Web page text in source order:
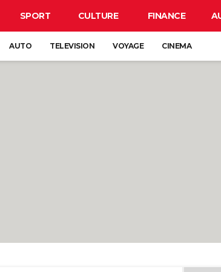
SPORT CULTURE FINANCE
AUTO TELEVISION VOYAGE CINEMA